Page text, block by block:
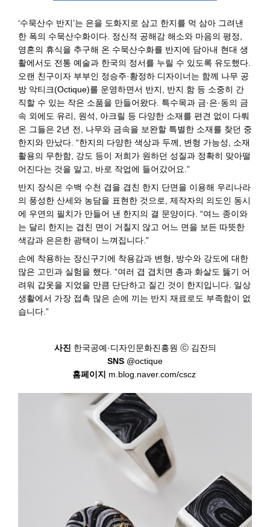
‘수묵산수 반지’는 은을 도화지로 삼고 한지를 먹 삼아 그려낸
한 폭의 수묵산수화이다. 정신적 공해감 해소와 마음의 평정,
영혼의 휴식을 추구해 온 수묵산수화를 반지에 담아내 현대 생
활에서도 전통 예술과 한국의 정서를 누릴 수 있도록 유도했다.
오랜 친구이자 부부인 정승주·황정하 디자이너는 함께 나무 공
방 악티크(Octique)를 운영하면서 반지, 반지 함 등 소중히 간
직할 수 있는 작은 소품을 만들어왔다. 특수목과 금·은·동의 금
속 외에도 유리, 원석, 아크릴 등 다양한 소재를 편견 없이 다뤄
온 그들은 2년 전, 나무와 금속을 보완할 특별한 소재를 찾던 중
한지와 만났다. “한지의 다양한 색상과 두께, 변형 가능성, 소재
활용의 무한함, 강도 등이 저희가 원하던 성질과 정확히 맞아떨
어진다는 것을 알고, 바로 작업에 들어갔어요.”
반지 장식은 수백 수천 겹을 겹친 한지 단면을 이용해 우리나라
의 풍성한 산세와 농담을 표현한 것으로, 제작자의 의도인 동시
에 우연의 필치가 만들어 낸 한지의 결 문양이다. “여느 종이와
는 달리 한지는 겹친 면이 거칠지 않고 어느 면을 보든 따뜻한
색감과 은은한 광택이 느껴집니다.”
손에 착용하는 장신구기에 착용감과 변형, 방수와 강도에 대한
많은 고민과 실험을 했다. “여러 겹 겹치면 총과 화살도 뚫기 어
려워 갑옷을 지었을 만큼 단단하고 질긴 것이 한지입니다. 일상
생활에서 가장 접촉 많은 손에 끼는 반지 재료로도 부족함이 없
습니다.”
사진 한국공예·디자인문화진흥원 ⓒ 김잔듸
SNS @octique
홈페이지 m.blog.naver.com/cscz